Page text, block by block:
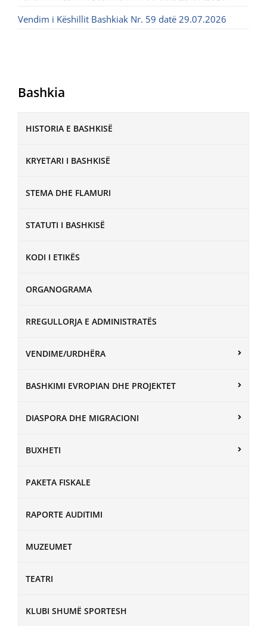
Bashkia
HISTORIA E BASHKISË
KRYETARI I BASHKISË
STEMA DHE FLAMURI
STATUTI I BASHKISË
KODI I ETIKËS
ORGANOGRAMA
RREGULLORJA E ADMINISTRATËS
VENDIME/URDHËRA
BASHKIMI EVROPIAN DHE PROJEKTET
DIASPORA DHE MIGRACIONI
BUXHETI
PAKETA FISKALE
RAPORTE AUDITIMI
MUZEUMET
TEATRI
KLUBI SHUMË SPORTESH
Vendim i Këshillit Bashkiak Nr. 59 datë 29.07.2026